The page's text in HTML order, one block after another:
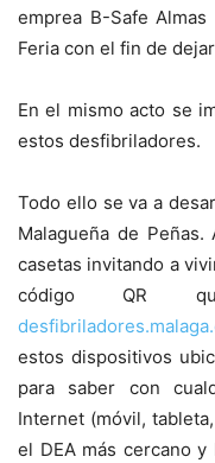
emprea B-Safe
Feria con el fin de
En el mismo acto se
estos
Todo ello se va a
Malagueña de
casetas invitando a
código QR
estos dispositivos
para saber con
Internet (móvil,
el DEA más cercano